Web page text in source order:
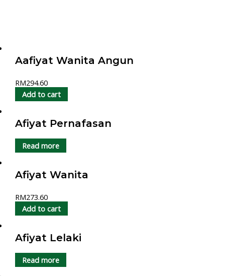
Aafiyat Wanita Angun
RM294.60
Add to cart
Afiyat Pernafasan
Read more
Afiyat Wanita
RM273.60
Add to cart
Afiyat Lelaki
Read more